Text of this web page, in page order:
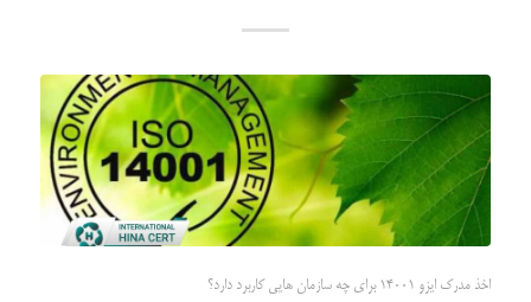
اخذ مدرک ایزو 14001 برای چه سازمان هایی کاربرد دارد؟